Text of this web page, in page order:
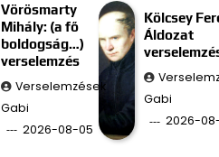
Vörösmarty
Mihály: (a fő
boldogság…)
verselemzés
Verselemzések
Gabi
2026-08-05
Kölcsey
Áldozat
Gabi
2026-